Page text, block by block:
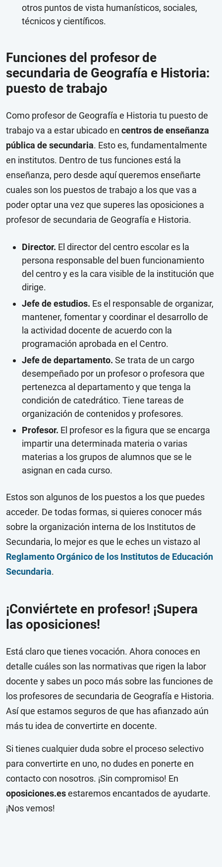
otros puntos de vista humanísticos, sociales,
técnicos y científicos.
Funciones del profesor de
secundaria de Geografía e Historia:
puesto de trabajo
Como profesor de Geografía e Historia tu puesto de
trabajo va a estar ubicado en centros de enseñanza
pública de secundaria. Esto es, fundamentalmente
en institutos. Dentro de tus funciones está la
enseñanza, pero desde aquí queremos enseñarte
cuales son los puestos de trabajo a los que vas a
poder optar una vez que superes las oposiciones a
profesor de secundaria de Geografía e Historia.
Director. El director del centro escolar es la
persona responsable del buen funcionamiento
del centro y es la cara visible de la institución que
dirige.
Jefe de estudios. Es el responsable de organizar,
mantener, fomentar y coordinar el desarrollo de
la actividad docente de acuerdo con la
programación aprobada en el Centro.
Jefe de departamento. Se trata de un cargo
desempeñado por un profesor o profesora que
pertenezca al departamento y que tenga la
condición de catedrático. Tiene tareas de
organización de contenidos y profesores.
Profesor. El profesor es la figura que se encarga
impartir una determinada materia o varias
materias a los grupos de alumnos que se le
asignan en cada curso.
Estos son algunos de los puestos a los que puedes
acceder. De todas formas, si quieres conocer más
sobre la organización interna de los Institutos de
Secundaria, lo mejor es que le eches un vistazo al
Reglamento Orgánico de los Institutos de Educación
Secundaria.
¡Conviértete en profesor! ¡Supera
las oposiciones!
Está claro que tienes vocación. Ahora conoces en
detalle cuáles son las normativas que rigen la labor
docente y sabes un poco más sobre las funciones de
los profesores de secundaria de Geografía e Historia.
Así que estamos seguros de que has afianzado aún
más tu idea de convertirte en docente.
Si tienes cualquier duda sobre el proceso selectivo
para convertirte en uno, no dudes en ponerte en
contacto con nosotros. ¡Sin compromiso! En
oposiciones.esestaremos encantados de ayudarte.
¡Nos vemos!